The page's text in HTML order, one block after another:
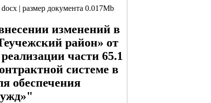
| размер документа 0.017Mb
изменений в
район» от
части 65.1
системе в
обеспечения